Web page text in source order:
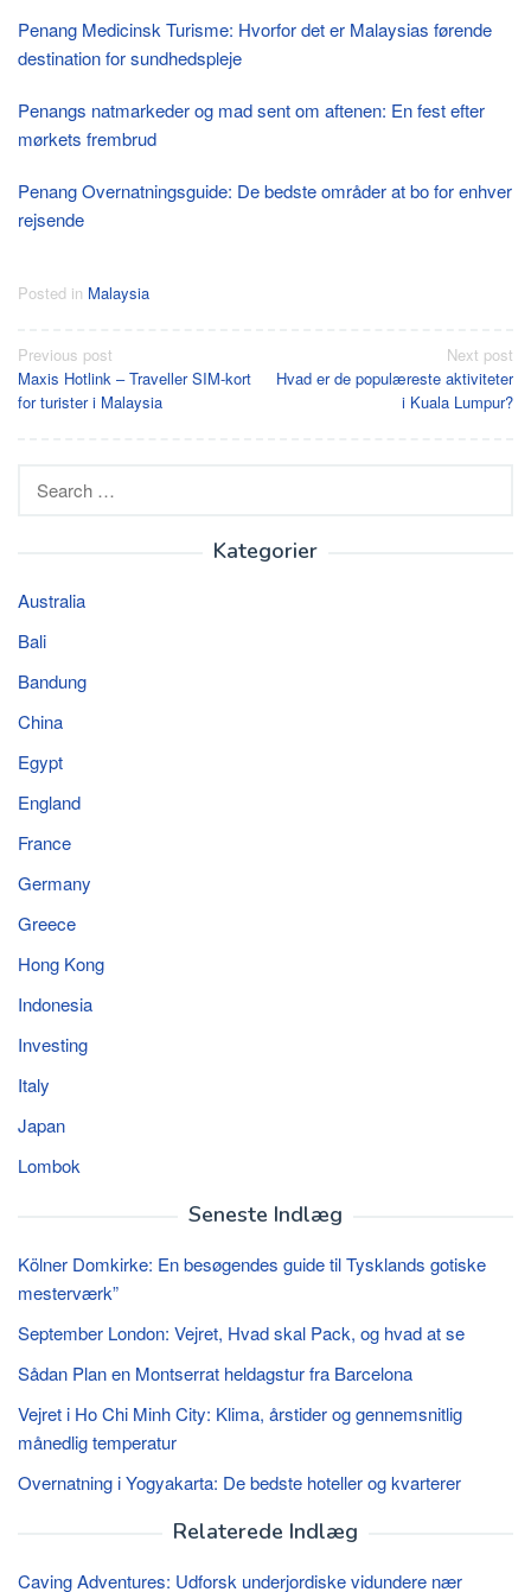
Penang Medicinsk Turisme: Hvorfor det er Malaysias førende
destination for sundhedspleje
Penangs natmarkeder og mad sent om aftenen: En fest efter
mørkets frembrud
Penang Overnatningsguide: De bedste områder at bo for enhver
rejsende
Posted in Malaysia
Post
navigation
Previous post
Maxis Hotlink – Traveller SIM-kort
for turister i Malaysia
Next post
Hvad er de populæreste aktiviteter
i Kuala Lumpur?
Kategorier
Australia
Bali
Bandung
China
Egypt
England
France
Germany
Greece
Hong Kong
Indonesia
Investing
Italy
Japan
Lombok
Seneste Indlæg
Kölner Domkirke: En besøgendes guide til Tysklands gotiske
mesterværk”
September London: Vejret, Hvad skal Pack, og hvad at se
Sådan Plan en Montserrat heldagstur fra Barcelona
Vejret i Ho Chi Minh City: Klima, årstider og gennemsnitlig
månedlig temperatur
Overnatning i Yogyakarta: De bedste hoteller og kvarterer
Relaterede Indlæg
Caving Adventures: Udforsk underjordiske vidundere nær